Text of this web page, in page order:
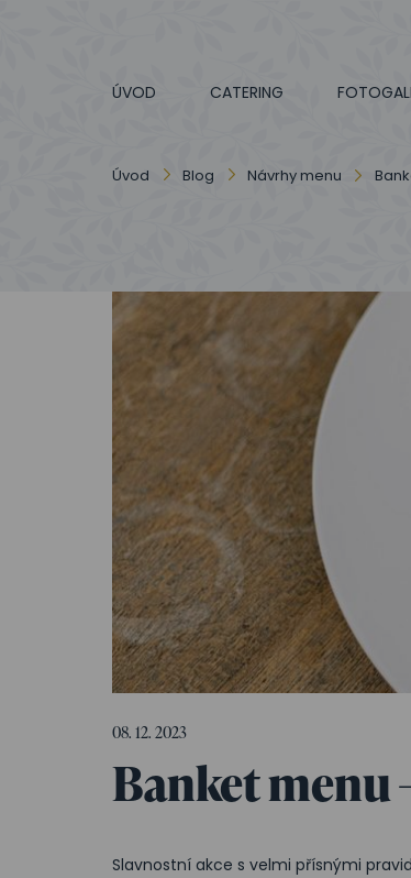
ÚVOD CATERING
Úvod Blog Návrhy menu
08. 12. 2023
Banket menu
Slavnostní akce s velmi přísnými